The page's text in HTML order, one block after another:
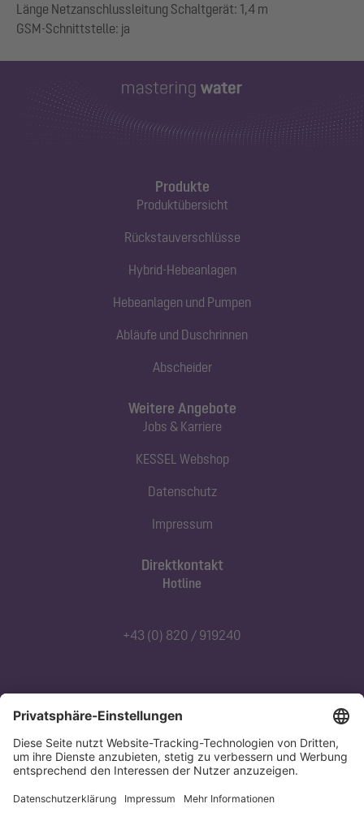
Länge Netzanschlussleitung Schaltgerät: 1,4 m
Produkte
Produktübersicht
Rückstauverschlüsse
Hybrid-Hebeanlagen
Hebeanlagen und Pumpen
Abläufe und Duschrinnen
Abscheider
Direktkontakt
Hotline
+43 (0) 820 / 919240
Abonnieren Sie unseren Newsletter
Jetzt anmelden
Weitere Angebote
Jobs & Karriere
KESSEL Webshop
Datenschutz
Impressum